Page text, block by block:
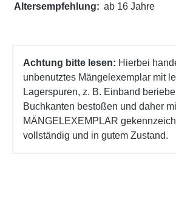
Altersempfehlung: ab 16 Jahre
Achtung bitte lesen: Hierbei
unbenutztes Mängelexemplar mit
Lagerspuren, z. B. Einband
Buchkanten bestoßen und daher
MÄNGELEXEMPLAR
vollständig und in gutem Zustand.